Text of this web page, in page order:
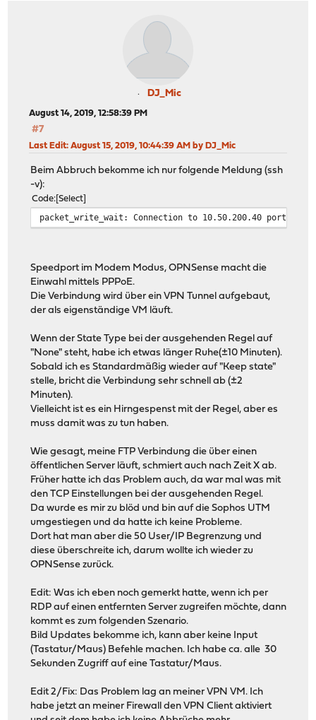
DJ_Mic
August 14, 2019, 12:58:39 PM
#7
Last Edit: August 15, 2019, 10:44:39 AM by DJ_Mic
Beim Abbruch bekomme ich nur folgende Meldung (ssh
-v):
Code Select
packet_write_wait: Connection to 10.50.200.40 port 22:
Speedport im Modem Modus, OPNSense macht die
Einwahl mittels PPPoE.
Die Verbindung wird über ein VPN Tunnel aufgebaut,
der als eigenständige VM läuft.
Wenn der State Type bei der ausgehenden Regel auf
"None" steht, habe ich etwas länger Ruhe(±10 Minuten).
Sobald ich es Standardmäßig wieder auf "Keep state"
stelle, bricht die Verbindung sehr schnell ab (±2
Minuten).
Vielleicht ist es ein Hirngespenst mit der Regel, aber es
muss damit was zu tun haben.
Wie gesagt, meine FTP Verbindung die über einen
öffentlichen Server läuft, schmiert auch nach Zeit X ab.
Früher hatte ich das Problem auch, da war mal was mit
den TCP Einstellungen bei der ausgehenden Regel.
Da wurde es mir zu blöd und bin auf die Sophos UTM
umgestiegen und da hatte ich keine Probleme.
Dort hat man aber die 50 User/IP Begrenzung und
diese überschreite ich, darum wollte ich wieder zu
OPNSense zurück.
Edit: Was ich eben noch gemerkt hatte, wenn ich per
RDP auf einen entfernten Server zugreifen möchte, dann
kommt es zum folgenden Szenario.
Bild Updates bekomme ich, kann aber keine Input
(Tastatur/Maus) Befehle machen. Ich habe ca. alle 30
Sekunden Zugriff auf eine Tastatur/Maus.
Edit 2/Fix: Das Problem lag an meiner VPN VM. Ich
habe jetzt an meiner Firewall den VPN Client aktiviert